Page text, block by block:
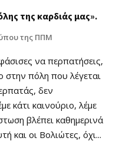
της καρδιάς μας».
της ΠΠΜ
να περπατήσεις,
στην πόλη που λέγεται
δεν
κάτι καινούριο, λέμε
βλέπει καθημερινά
και οι Βολιώτες, όχι...